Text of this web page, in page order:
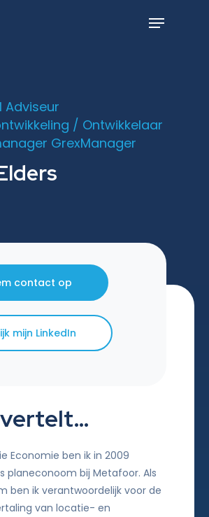
Menu
Adviseur
/ Ontwikkelaar
GrexManager
contact op
mijn LinkedIn
Economie ben ik in 2009
planeconoom bij Metafoor. Als
ben ik verantwoordelijk voor de
van locatie- en